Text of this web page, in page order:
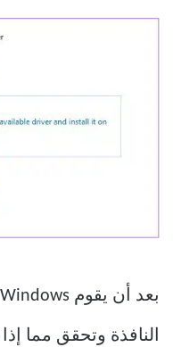
النافذة وتحقق مما